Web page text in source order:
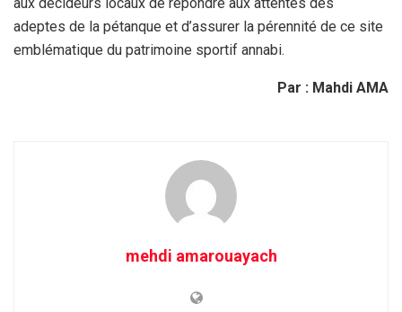
adeptes de la pétanque et d’assurer la pérennité de ce site
emblématique du patrimoine sportif annabi.
Par : Mahdi AMA
mehdi amarouayach